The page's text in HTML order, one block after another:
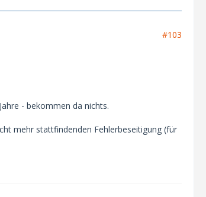
#103
- bekommen da nichts.
mehr stattfindenden Fehlerbeseitigung (für